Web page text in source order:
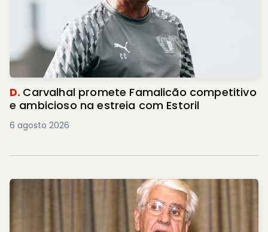
D. Carvalhal promete Famalicão competitivo
e ambicioso na estreia com Estoril
6 agosto 2026